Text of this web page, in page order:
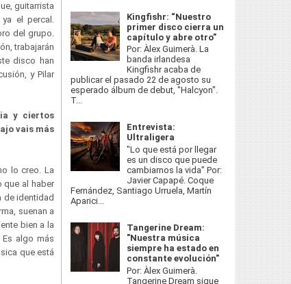
guitarrista
el percal.
del grupo.
trabajarán
disco han
y Pilar
y ciertos
vais más
lo creo. La
que al haber
de identidad
suenan a
bien a la
algo más
que está
Kingfishr: “Nuestro
primer disco cierra un
capítulo y abre otro”
Por: Àlex Guimerà. La
banda irlandesa
Kingfishr acaba de
publicar el pasado 22 de agosto su
esperado álbum de debut, "Halcyon".
T...
Entrevista:
Ultraligera
"Lo que está por llegar
es un disco que puede
cambiarnos la vida” Por:
Javier Capapé. Coque
Fernández, Santiago Urruela, Martín
Aparici...
Tangerine Dream:
"Nuestra música
siempre ha estado en
constante evolución"
Por: Àlex Guimerà.
Tangerine Dream sigue